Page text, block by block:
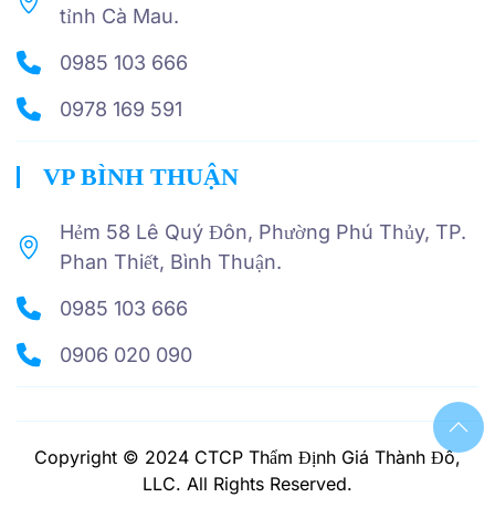
tỉnh Cà Mau.
0985 103 666
0978 169 591
VP BÌNH THUẬN
Hẻm 58 Lê Quý Đôn, Phường Phú Thủy, TP.
Phan Thiết, Bình Thuận.
0985 103 666
0906 020 090
Copyright © 2024 CTCP Thẩm Định Giá Thành Đô,
LLC. All Rights Reserved.